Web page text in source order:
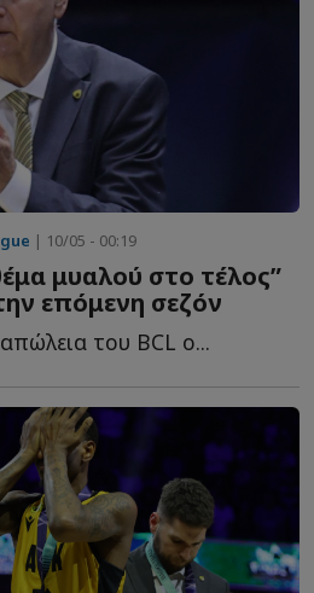
| 10/05 - 00:19
μυαλού στο τέλος”
επόμενη σεζόν
του ΒCL ο...